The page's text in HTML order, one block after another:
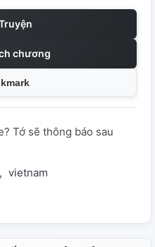
chương
Tớ sẽ thông báo sau
vietnam